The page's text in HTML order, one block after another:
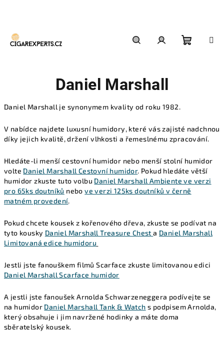
Daniel Marshall
Daniel Marshall je synonymem kvality od roku 1982.
V nabídce najdete luxusní humidory, které vás zajisté nadchnou
díky jejich kvalitě, držení vlhkosti a řemeslnému zpracování.
Hledáte-li menší cestovní humidor nebo menší stolní humidor
volte Daniel Marshall Cestovní humidor. Pokud hledáte větší
humidor zkuste tuto volbu Daniel Marshall Ambiente ve verzi
pro 65ks doutníků nebove verzi 125ks doutníků v černě
matném provedení.
Pokud chcete kousek z kořenového dřeva, zkuste se podívat na
tyto kousky Daniel Marshall Treasure Chesta Daniel Marshall
Limitovaná edice humidoru
Jestli jste fanouškem filmů Scarface zkuste limitovanou edici
Daniel Marshall Scarface humidor
A jestli jste fanoušek Arnolda Schwarzeneggera podívejte se
na humidor Daniel Marshall Tank & Watch s podpisem Arnolda,
který obsahuje i jim navržené hodinky a máte doma
sběratelský kousek.